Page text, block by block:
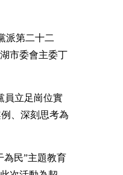
派第二十二
市委會主委丁
員立足崗位實
、深刻思考為
為民”主題教育